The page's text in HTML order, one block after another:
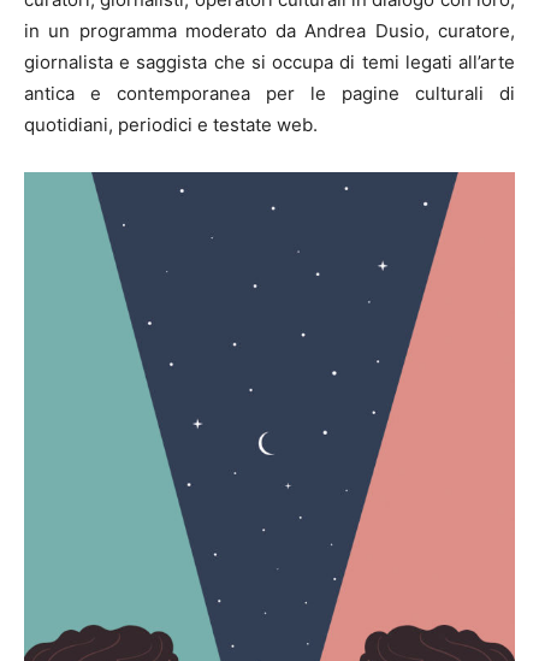
in un programma moderato da Andrea Dusio, curatore,
giornalista e saggista che si occupa di temi legati all’arte
antica e contemporanea per le pagine culturali di
quotidiani, periodici e testate web.